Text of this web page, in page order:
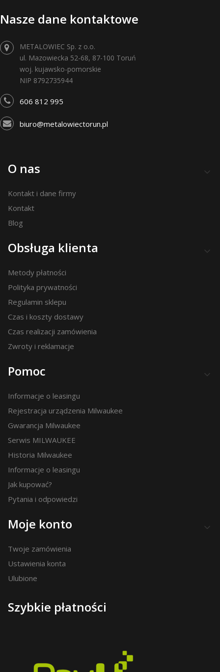
Nasze dane kontaktowe
606 812 995
biuro@metalowiectorun.pl
METALOWIEC Sp. z o.o.
ul. Mazowiecka 52-68, 87-100 Toruń
woj. kujawsko-pomorskie
NIP 8792735944
Linki w stopce
O nas
Kontakt i dane firmy
Kontakt
Blog
Obsługa klienta
Metody płatności
Polityka prywatności
Regulamin sklepu
Czas i koszty dostawy
Czas realizacji zamówienia
Zwroty i reklamacje
Pomoc
Informacje o leasingu
Rejestracja urządzenia Milwaukee
Gwarancja Milwaukee
Serwis MILWAUKEE
Historia Milwaukee
Informacje o leasingu
Jak kupować?
Pytania i odpowiedzi
Moje konto
Twoje zamówienia
Ustawienia konta
Ulubione
Szybkie płatności